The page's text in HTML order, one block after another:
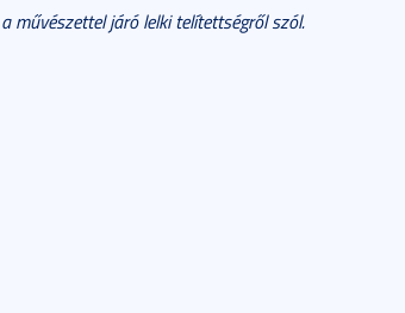
a művészettel járó lelki telítettségről szól.